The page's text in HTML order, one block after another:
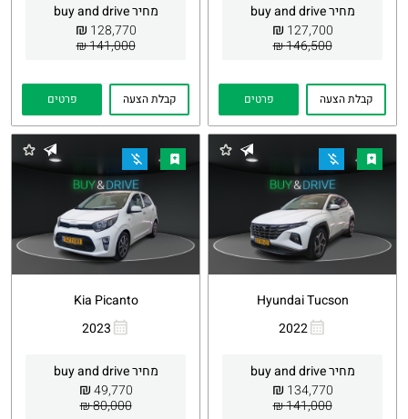
מחיר buy and drive
127,700
₪
146,500 ₪
קבלת הצעה פרטים
מחיר buy and drive
128,770
₪
141,000 ₪
קבלת הצעה פרטים
Hyundai Tucson
2022
מחיר buy and drive
134,770
₪
141,000 ₪
Whatsapp
Kia Picanto
2023
מחיר buy and drive
49,770
₪
80,000 ₪
Whatsapp